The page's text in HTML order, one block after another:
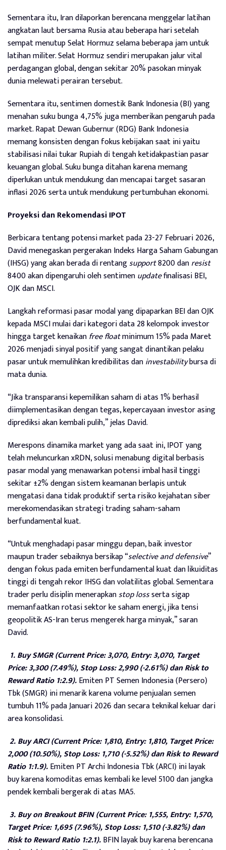
Sementara itu, Iran dilaporkan berencana menggelar latihan
angkatan laut bersama Rusia atau beberapa hari setelah
sempat menutup Selat Hormuz selama beberapa jam untuk
latihan militer. Selat Hormuz sendiri merupakan jalur vital
perdagangan global, dengan sekitar 20% pasokan minyak
dunia melewati perairan tersebut.
Sementara itu, sentimen domestik Bank Indonesia (BI) yang
menahan suku bunga 4,75% juga memberikan pengaruh pada
market. Rapat Dewan Gubernur (RDG) Bank Indonesia
memang konsisten dengan fokus kebijakan saat ini yaitu
stabilisasi nilai tukar Rupiah di tengah ketidakpastian pasar
keuangan global. Suku bunga ditahan karena memang
diperlukan untuk mendukung dan mencapai target sasaran
inflasi 2026 serta untuk mendukung pertumbuhan ekonomi.
Proyeksi dan Rekomendasi IPOT
Berbicara tentang potensi market pada 23-27 Februari 2026,
David menegaskan pergerakan Indeks Harga Saham Gabungan
(IHSG) yang akan berada di rentangsupport8200 danresist
8400 akan dipengaruhi oleh sentimenupdatefinalisasi BEI,
OJK dan MSCI.
Langkah reformasi pasar modal yang dipaparkan BEI dan OJK
kepada MSCI mulai dari kategori data 28 kelompok investor
hingga target kenaikanfree floatminimum 15% pada Maret
2026 menjadi sinyal positif yang sangat dinantikan pelaku
pasar untuk memulihkan kredibilitas daninvestabilitybursa di
mata dunia.
“Jika transparansi kepemilikan saham di atas 1% berhasil
diimplementasikan dengan tegas, kepercayaan investor asing
diprediksi akan kembali pulih,” jelas David.
Merespons dinamika market yang ada saat ini, IPOT yang
telah meluncurkan xRDN, solusi menabung digital berbasis
pasar modal yang menawarkan potensi imbal hasil tinggi
sekitar ±2% dengan sistem keamanan berlapis untuk
mengatasi dana tidak produktif serta risiko kejahatan siber
merekomendasikan strategi trading saham-saham
berfundamental kuat.
“Untuk menghadapi pasar minggu depan, baik investor
maupun trader sebaiknya bersikap “selective and defensive”
dengan fokus pada emiten berfundamental kuat dan likuiditas
tinggi di tengah rekor IHSG dan volatilitas global. Sementara
trader perlu disiplin menerapkanstop lossserta sigap
memanfaatkan rotasi sektor ke saham energi, jika tensi
geopolitik AS-Iran terus mengerek harga minyak,” saran
David.
1. Buy SMGR (Current Price: 3,070, Entry: 3,070, Target
Price: 3,300 (7.49%), Stop Loss: 2,990 (-2.61%) dan Risk to
Reward Ratio 1:2.9).Emiten PT Semen Indonesia (Persero)
Tbk (SMGR) ini menarik karena volume penjualan semen
tumbuh 11% pada Januari 2026 dan secara teknikal keluar dari
area konsolidasi.
2. Buy ARCI (Current Price: 1,810, Entry: 1,810, Target Price:
2,000 (10.50%), Stop Loss: 1,710 (-5.52%) dan Risk to Reward
Ratio 1:1.9).Emiten PT Archi Indonesia Tbk (ARCI) ini layak
buy karena komoditas emas kembali ke level 5100 dan jangka
pendek kembali bergerak di atas MA5.
3. Buy on Breakout BFIN (Current Price: 1,555, Entry: 1,570,
Target Price: 1,695 (7.96%), Stop Loss: 1,510 (-3.82%) dan
Risk to Reward Ratio 1:2.1).BFIN layak buy karena berencana